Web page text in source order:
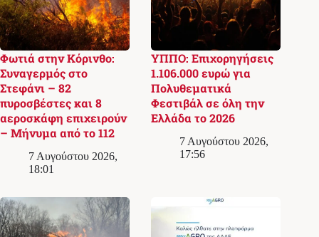
Φωτιά στην Κόρινθο:
Συναγερμός στο
Στεφάνι – 82
πυροσβέστες και 8
αεροσκάφη επιχειρούν
– Μήνυμα από το 112
7 Αυγούστου 2026,
18:01
ΥΠΠΟ: Επιχορηγήσεις
1.106.000 ευρώ για
Πολυθεματικά
Φεστιβάλ σε όλη την
Ελλάδα το 2026
7 Αυγούστου 2026,
17:56